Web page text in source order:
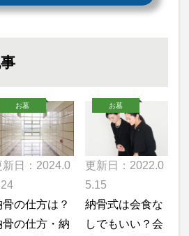
お墓
新日：2024.0
骨の仕方は？
骨の仕方・納
お墓
更新日：2022.0
5.15
納骨式は会食な
しでもいい？会